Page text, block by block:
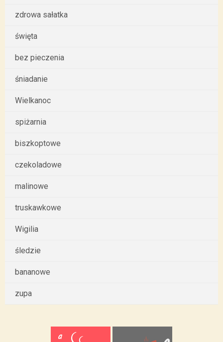
zdrowa sałatka
święta
bez pieczenia
śniadanie
Wielkanoc
spiżarnia
biszkoptowe
czekoladowe
malinowe
truskawkowe
Wigilia
śledzie
bananowe
zupa